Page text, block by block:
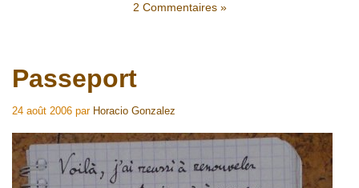
2 Commentaires »
Passeport
24 août 2006 par Horacio Gonzalez